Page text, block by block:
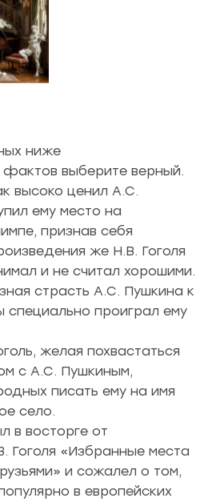
ниже
выберите верный.
высоко ценил А.С.
ему место на
признав себя
же Н.В. Гоголя
и не считал хорошими.
страсть А.С. Пушкина к
проиграл ему
желая похвастаться
с А.С. Пушкиным,
писать ему на имя
село.
в восторге от
Гоголя «Избранные места
и сожалел о том,
в европейских